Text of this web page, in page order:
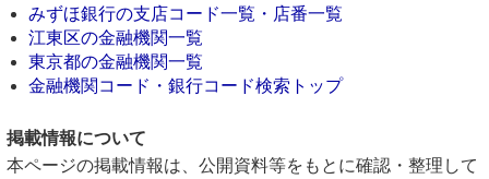
みずほ銀行の支店コード一覧・店番一覧
江東区の金融機関一覧
東京都の金融機関一覧
金融機関コード・銀行コード検索トップ
掲載情報について
本ページの掲載情報は、公開資料等をもとに確認・整理して